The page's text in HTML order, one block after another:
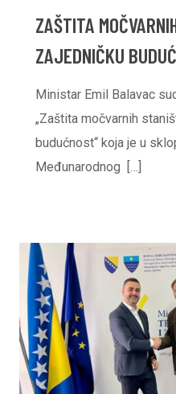
ZAŠTITA
ZAJEDNIČKU
Ministar Emil Balavac
„Zaštita močvarnih
budućnost“ koja je u
Međunarodnog
[…]